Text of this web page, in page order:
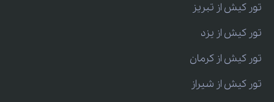
تور کیش از تبریز
تور کیش از یزد
تور کیش از کرمان
تور کیش از شیراز